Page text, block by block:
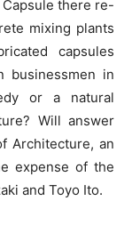
Capsule there re-
mixing plants
capsules
businessmen in
or a natural
Will answer
Architecture, an
expense of the
and Toyo Ito.